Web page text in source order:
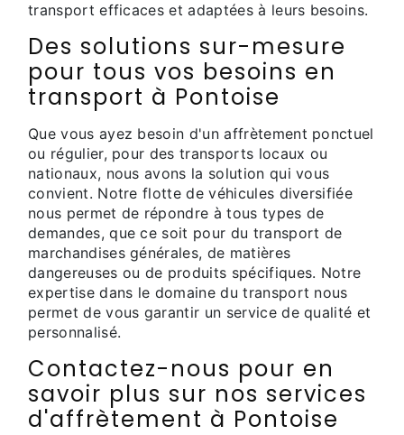
transport efficaces et adaptées à leurs besoins.
Des solutions sur-mesure
pour tous vos besoins en
transport à Pontoise
Que vous ayez besoin d'un affrètement ponctuel
ou régulier, pour des transports locaux ou
nationaux, nous avons la solution qui vous
convient. Notre flotte de véhicules diversifiée
nous permet de répondre à tous types de
demandes, que ce soit pour du transport de
marchandises générales, de matières
dangereuses ou de produits spécifiques. Notre
expertise dans le domaine du transport nous
permet de vous garantir un service de qualité et
personnalisé.
Contactez-nous pour en
savoir plus sur nos services
d'affrètement à Pontoise